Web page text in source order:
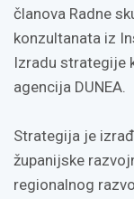
članova Radne
konzultanata iz
Izradu strategije
agencija DUNEA.
Strategija je
županijske
regionalnog